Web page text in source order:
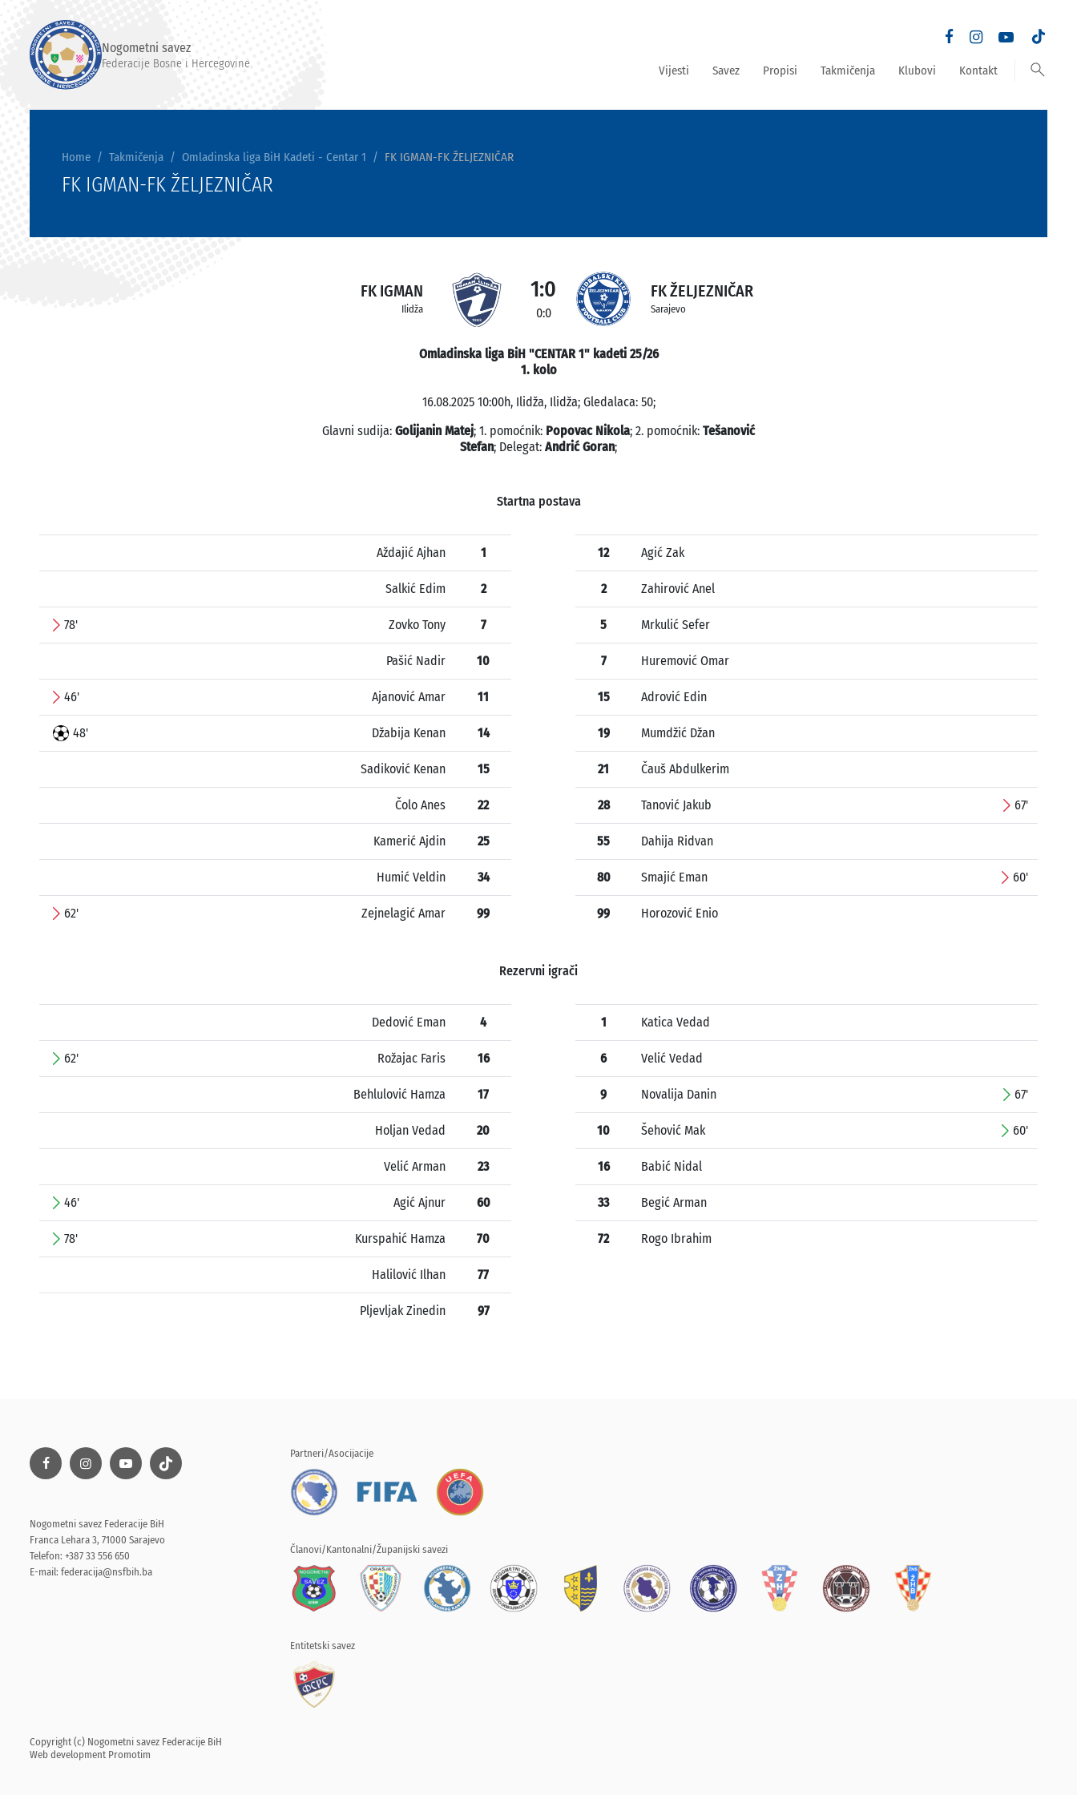
Nogometni savez
Federacije Bosne i Hercegovine Vijesti Savez Propisi Takmičenja Klubovi Kontakt search
Home Takmičenja Omladinska liga BiH Kadeti - Centar 1 FK IGMAN-FK ŽELJEZNIČAR
FK IGMAN-FK ŽELJEZNIČAR
FK IGMAN
Ilidža
1:0
0:0
FK ŽELJEZNIČAR
Sarajevo
Omladinska liga BiH "CENTAR 1" kadeti 25/26
1. kolo
16.08.2025 10:00h, Ilidža, Ilidža; Gledalaca: 50;
Glavni sudija: Golijanin Matej; 1. pomoćnik: Popovac Nikola; 2. pomoćnik: Tešanović
Stefan; Delegat: Andrić Goran;
Startna postava
Aždajić Ajhan 1
Salkić Edim 2
78' Zovko Tony 7
Pašić Nadir 10
46' Ajanović Amar 11
48' Džabija Kenan 14
Sadiković Kenan 15
Čolo Anes 22
Kamerić Ajdin 25
Humić Veldin 34
62' Zejnelagić Amar 99
12 Agić Zak
2 Zahirović Anel
5 Mrkulić Sefer
7 Huremović Omar
15 Adrović Edin
19 Mumdžić Džan
21 Čauš Abdulkerim
28 Tanović Jakub 67'
55 Dahija Ridvan
80 Smajić Eman 60'
99 Horozović Enio
Rezervni igrači
Dedović Eman 4
62' Rožajac Faris 16
Behlulović Hamza 17
Holjan Vedad 20
Velić Arman 23
46' Agić Ajnur 60
78' Kurspahić Hamza 70
Halilović Ilhan 77
Pljevljak Zinedin 97
1 Katica Vedad
6 Velić Vedad
9 Novalija Danin 67'
10 Šehović Mak 60'
16 Babić Nidal
33 Begić Arman
72 Rogo Ibrahim
Nogometni savez Federacije BiH
Franca Lehara 3, 71000 Sarajevo
Telefon: +387 33 556 650
E-mail: federacija@nsfbih.ba
Partneri/Asocijacije
Članovi/Kantonalni/Županijski savezi
Entitetski savez
Copyright (c) Nogometni savez Federacije BiH
Web development Promotim